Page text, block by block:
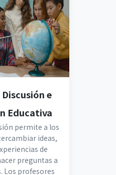
e
Educativa
permite a los
ideas,
de
preguntas a
Los profesores